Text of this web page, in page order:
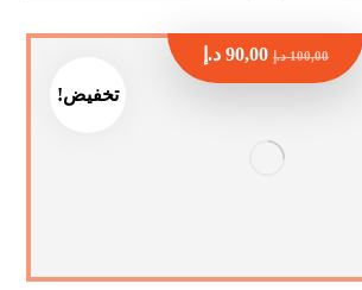
تخفيض!
100,00 د.إ 90,00 د.إ